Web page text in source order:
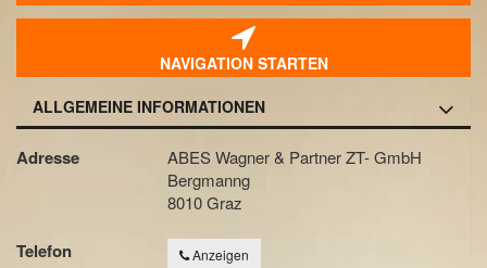
NAVIGATION STARTEN
ALLGEMEINE INFORMATIONEN
Adresse
ABES Wagner & Partner ZT- GmbH
Bergmanng
8010 Graz
Telefon Anzeigen